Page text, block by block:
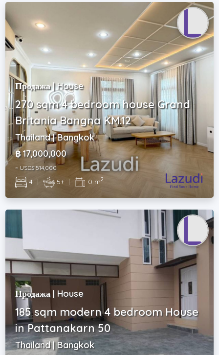
Продажа | House
270 sqm 4 bedroom house Grand
Britania Bangna KM.12
Thailand | Bangkok
฿ 17,000,000
~ USD$ 514,000
4 | 5+ | 0 m2
Продажа | House
185 sqm modern 4 bedroom House
in Pattanakarn 50
Thailand | Bangkok